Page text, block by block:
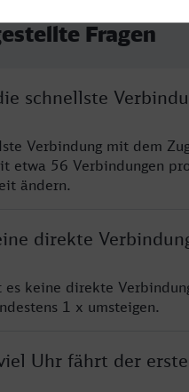
Fragen
schnellste
Verbindung mit dem
etwa 56 Verbindungen
ändern.
direkte
keine direkte
1 x umsteigen.
Uhr fährt der